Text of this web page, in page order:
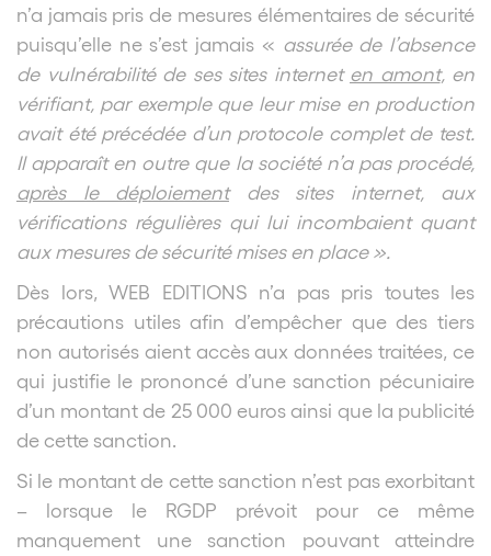
n’a jamais pris de mesures élémentaires de sécurité
puisqu’elle ne s’est jamais « assurée de l’absence
de vulnérabilité de ses sites internet en amont, en
vérifiant, par exemple que leur mise en production
avait été précédée d’un protocole complet de test.
Il apparaît en outre que la société n’a pas procédé,
après le déploiementdes sites internet, aux
vérifications régulières qui lui incombaient quant
aux mesures de sécurité mises en place ».
Dès lors, WEB EDITIONS n’a pas pris toutes les
précautions utiles afin d’empêcher que des tiers
non autorisés aient accès aux données traitées, ce
qui justifie le prononcé d’une sanction pécuniaire
d’un montant de 25 000 euros ainsi que la publicité
de cette sanction.
Si le montant de cette sanction n’est pas exorbitant
– lorsque le RGDP prévoit pour ce même
manquement une sanction pouvant atteindre